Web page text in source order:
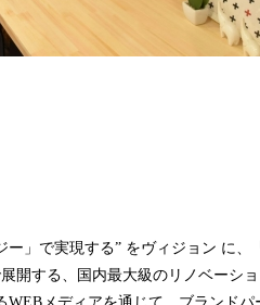
」で実現する” をヴィジョン に、
開する、国内最大級のリノベーシ